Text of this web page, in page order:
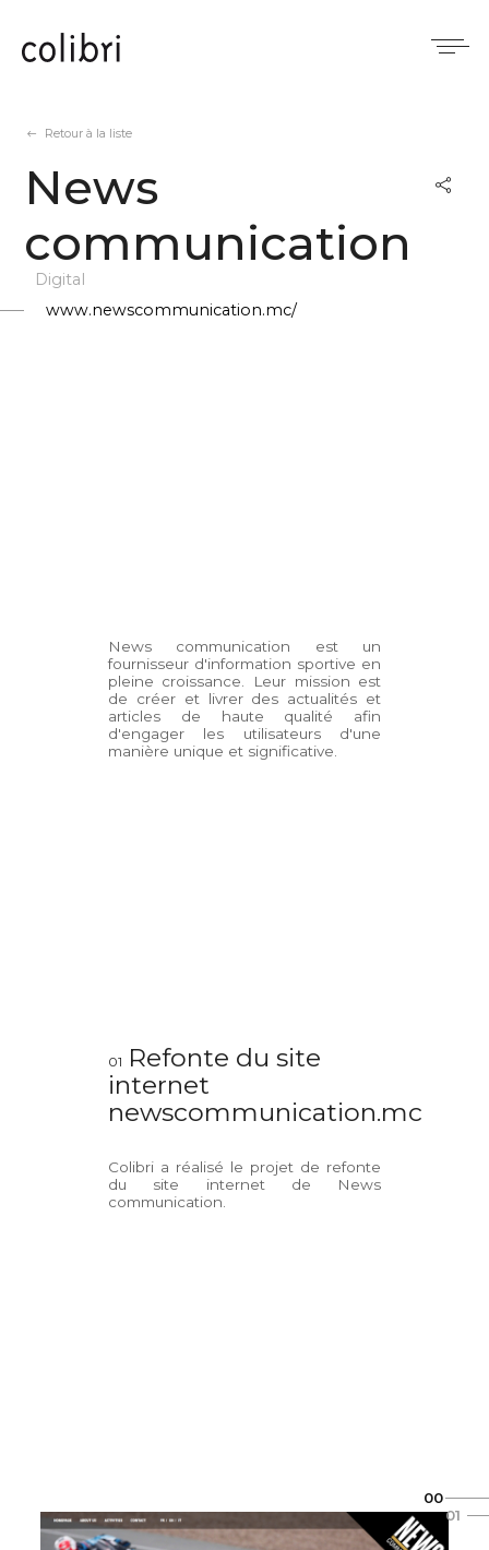
Retour à la liste
News
communication
Digital
www.newscommunication.mc/
00
01
News communication est un
fournisseur d'information sportive en
pleine croissance. Leur mission est
de créer et livrer des actualités et
articles de haute qualité afin
d'engager les utilisateurs d'une
manière unique et significative.
01
Refonte du site
internet
newscommunication.mc
Colibri a réalisé le projet de refonte
du site internet de News
communication.